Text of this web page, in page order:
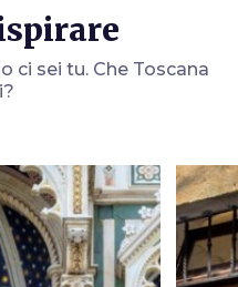
ci sei tu. Che Toscana